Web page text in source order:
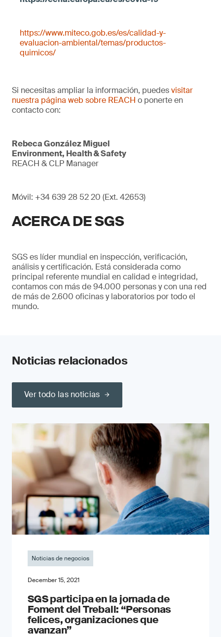
https://www.miteco.gob.es/es/calidad-y-
evaluacion-ambiental/temas/productos-
quimicos/
Si necesitas ampliar la información, puedesvisitar
nuestra página web sobre REACH o ponerte en
contacto con:
Rebeca González Miguel
Environment, Health & Safety
REACH & CLP Manager
Móvil: +34 639 28 52 20 (Ext. 42653)
ACERCA DE SGS
SGS es líder mundial en inspección, verificación,
análisis y certificación. Está considerada como
principal referente mundial en calidad e integridad,
contamos con más de 94.000 personas y con una red
de más de 2.600 oficinas y laboratorios por todo el
mundo.
Noticias relacionados
Ver todo las noticias
Noticias de negocios
December 15, 2021
SGS participa en la jornada de
Foment del Treball: “Personas
felices, organizaciones que
avanzan”